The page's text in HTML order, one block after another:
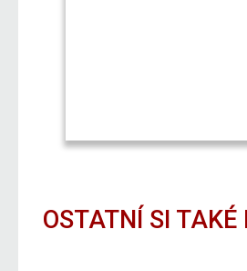
OSTATNÍ SI TAKÉ